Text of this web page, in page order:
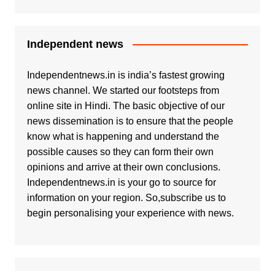
Independent news
Independentnews.in is india’s fastest growing
news channel. We started our footsteps from
online site in Hindi. The basic objective of our
news dissemination is to ensure that the people
know what is happening and understand the
possible causes so they can form their own
opinions and arrive at their own conclusions.
Independentnews.in is your go to source for
information on your region. So,subscribe us to
begin personalising your experience with news.